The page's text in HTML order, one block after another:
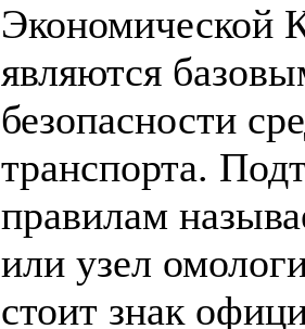
являются
безопасности
транспорта.
правилам
или узел
стоит знак